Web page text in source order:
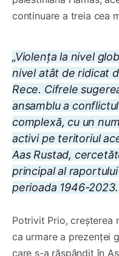
continuare a treia cea
„Violența la nivel
nivel atât de ridicat
Rece. Cifrele
ansamblu a
complexă, cu un
activi pe teritoriul
Aas Rustad,
principal al
perioada 1946-2023.
Potrivit Prio, creșterea
ca urmare a prezenței
care s-a răspândit în